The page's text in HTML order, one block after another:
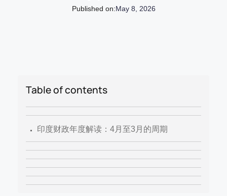
Published on:May 8, 2026
Table of contents
. 印度财政年度解读：4月至3月的周期